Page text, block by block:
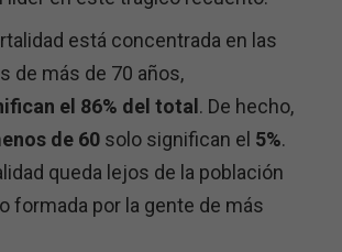
está concentrada en las
de más de 70 años,
el 86% del total . De hecho,
de 60 solo significan el 5%.
queda lejos de la población
formada por la gente de más